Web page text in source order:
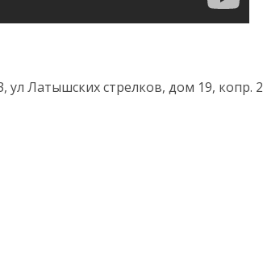
ул Латышских стрелков, дом 19, копр. 2